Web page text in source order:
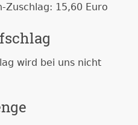
Zuschlag: 15,60 Euro
wird bei uns nicht